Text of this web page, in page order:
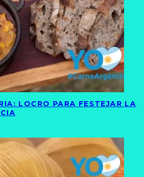
LOCRO PARA FESTEJAR LA